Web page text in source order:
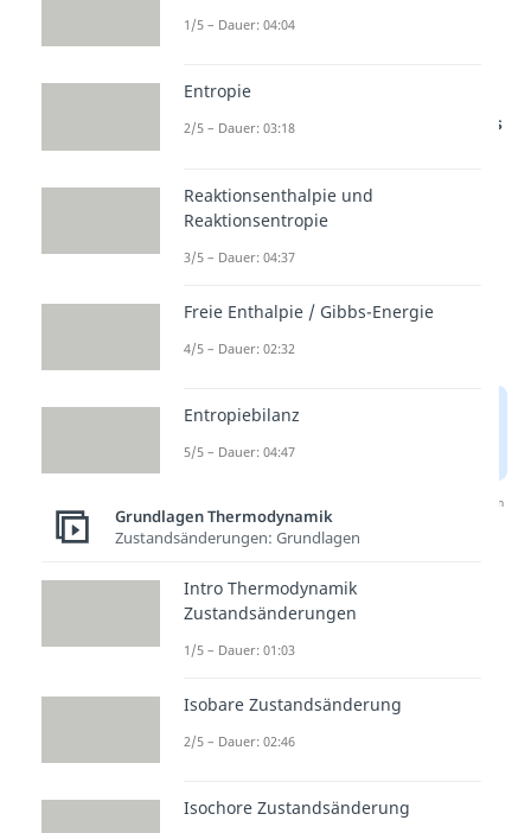
Speichersystem →
Studyflix vernetzt: Hier ein Video aus
Nach Beantwortung speichern wir deine Antwort, um
Studyflix zu verbessern. Mehr dazu erfährst du in
unsererDatenschutzerklärung
Energie-Gewinnung
Umgebung dieWärmeenergie
entzogenund auf Wasser
Verdampferder Wärmepumpe
1/5 – Dauer: 04:04
Entropie
2/5 – Dauer: 03:18
Reaktionsenthalpie und
Reaktionsentropie
3/5 – Dauer: 04:37
Freie Enthalpie / Gibbs-Energie
4/5 – Dauer: 02:32
Entropiebilanz
5/5 – Dauer: 04:47
Grundlagen Thermodynamik
Zustandsänderungen: Grundlagen
Intro Thermodynamik
Zustandsänderungen
1/5 – Dauer: 01:03
Isobare Zustandsänderung
2/5 – Dauer: 02:46
Isochore Zustandsänderung